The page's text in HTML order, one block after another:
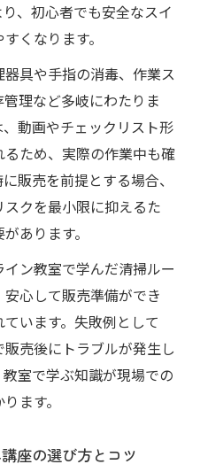
、初心者でも安全なスイ
くなります。
具や手指の消毒、作業ス
理など多岐にわたりま
動画やチェックリスト形
ため、実際の作業中も確
販売を前提とする場合、
クを最小限に抑えるた
あります。
ン教室で学んだ清掃ルー
心して販売準備ができ
います。失敗例として
売後にトラブルが発生し
室で学ぶ知識が現場での
ます。
座の選び方とコツ